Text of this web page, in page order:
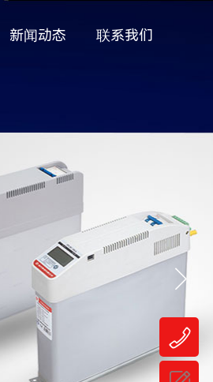
新闻动态 联系我们